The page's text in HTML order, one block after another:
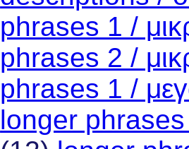
phrases 1 /
phrases 2 /
phrases 1 /
longer phrases